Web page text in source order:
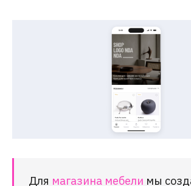
Для магазина мебели мы